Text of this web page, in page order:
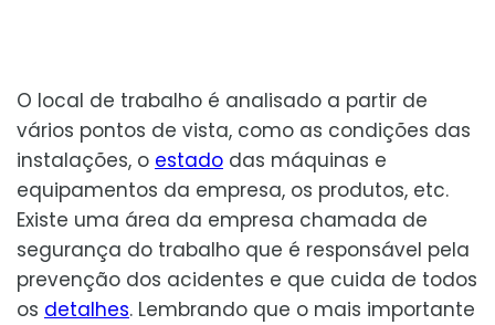
O local de trabalho é analisado a partir de
vários pontos de vista, como as condições das
instalações, o estado das máquinas e
equipamentos da empresa, os produtos, etc.
Existe uma área da empresa chamada de
segurança do trabalho que é responsável pela
prevenção dos acidentes e que cuida de todos
os detalhes. Lembrando que o mais importante